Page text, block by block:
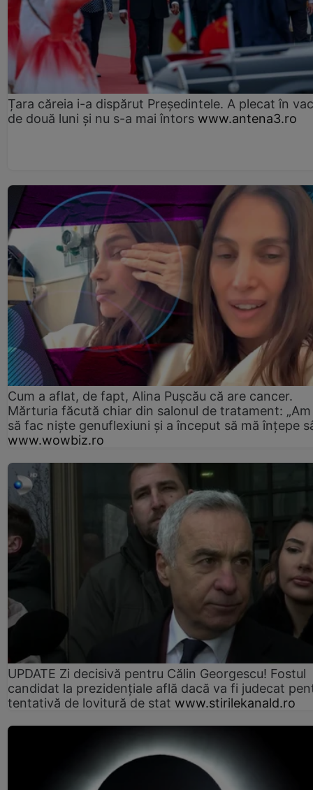
Țara căreia i-a dispărut Președintele. A plecat în
de două luni și nu s-a mai întors www.antena3.ro
Cum a aflat, de fapt, Alina Pușcău că are cancer.
Mărturia făcută chiar din salonul de tratament:
să fac niște genuflexiuni și a început să mă înțepe
www.wowbiz.ro
UPDATE Zi decisivă pentru Călin Georgescu! Fostul
candidat la prezidențiale află dacă va fi judecat
tentativă de lovitură de stat www.stirilekanald.ro